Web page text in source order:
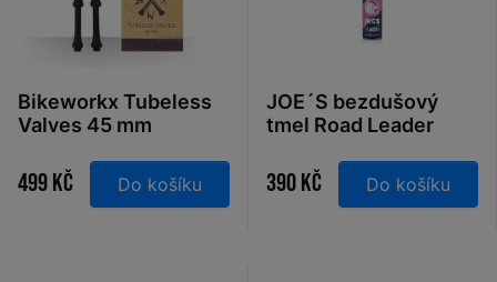
Bikeworkx Tubeless
Valves 45 mm
pár
499 Kč Do košíku
JOE´S bezdušový
tmel Road Leader
390 Kč Do košíku